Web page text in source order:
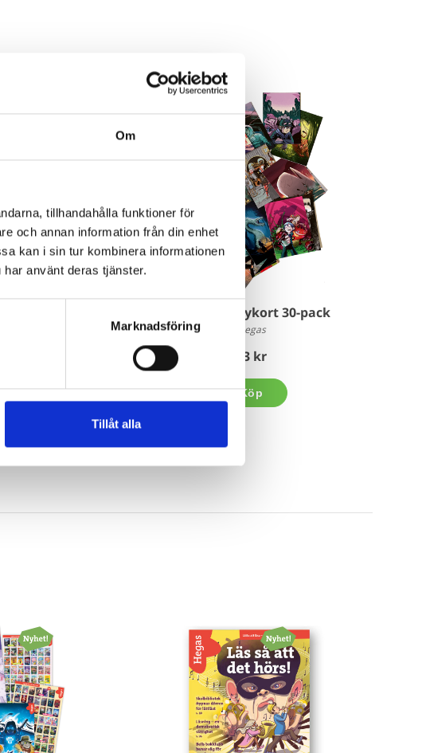
Om
tillhandahålla funktioner för
och annan information från din enhet
kan i sin tur kombinera informationen
använt deras tjänster.
Marknadsföring
Tillåt alla
Ahlund
kr
Blandade Vykort 30-pack
Hegas
83 kr
Köp